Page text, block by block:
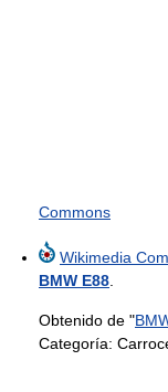
Commons
Wikimedia
BMW E88
Obtenido de "
Categoría: